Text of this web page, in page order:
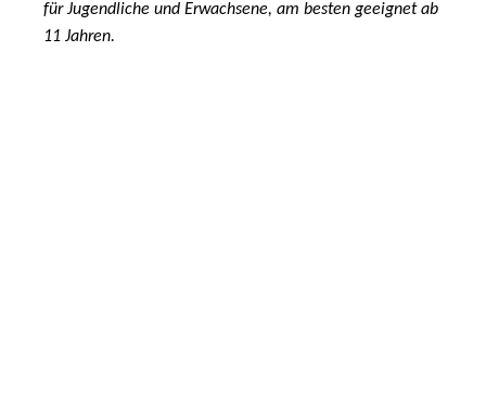
für Jugendliche und Erwachsene, am besten geeignet ab
11 Jahren.